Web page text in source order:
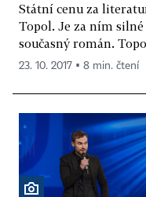
Státní cenu za
Topol. Je za ním
současný román.
23. 10. 2017 ▪ 8 min. čtení